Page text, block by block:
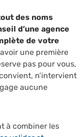
des noms
d’une agence
de votre
une première
pas pour vous,
n’intervient
aucune
à combiner les